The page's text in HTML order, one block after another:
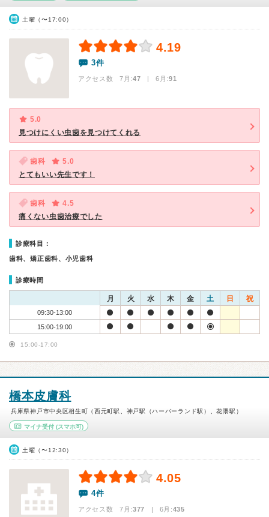
土曜（〜17:00）
4.19
3件
アクセス数 7月:47 | 6月:91
5.0
見つけにくい虫歯を見つけてくれる
歯科
5.0
とてもいい先生です！
歯科
4.5
痛くない虫歯治療でした
診療科目：
歯科、矯正歯科、小児歯科
診療時間
月 火 水 木 金 土 日 祝
09:30-13:00
15:00-19:00
15:00-17:00
橋本皮膚科
兵庫県神戸市中央区相生町（西元町駅、神戸駅（ハーバーランド駅）、花隈駅）
マイナ受付 (スマホ可)
土曜（〜12:30）
4.05
4件
アクセス数 7月:377 | 6月:435